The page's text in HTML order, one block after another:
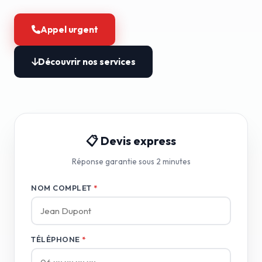
Appel urgent
Découvrir nos services
📋 Devis express
Réponse garantie sous 2 minutes
NOM COMPLET *
TÉLÉPHONE *